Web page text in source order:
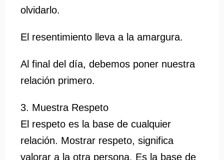
olvidarlo.
El resentimiento lleva a la amargura.
Al final del día, debemos poner nuestra
relación primero.
3. Muestra Respeto
El respeto es la base de cualquier
relación. Mostrar respeto, significa
valorar a la otra persona. Es la base de